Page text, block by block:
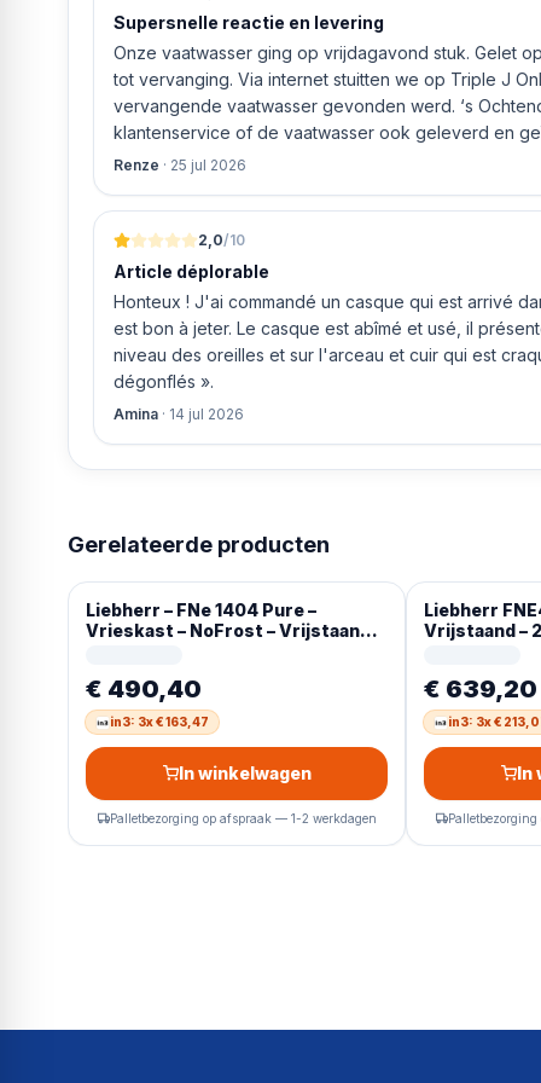
Supersnelle reactie en levering
Onze vaatwasser ging op vrijdagavond stuk. Gelet
tot vervanging. Via internet stuitten we op Triple J
vervangende vaatwasser gevonden werd. ‘s Ochtends even gebeld met de
klantenservice of de vaatwasser ook geleverd en
bleek het geval tegen alleszins concurrente prijzen.
ging doen om ‘s middags nog te leveren. Het
uur werd de Neff vaatwasser geleverd en ver
Renze · 25 jul 2026
2,0/10
Article déplorable
Honteux ! J'ai commandé un casque qui est arrivé
est bon à jeter. Le casque est abîmé et usé, il
niveau des oreilles et sur l'arceau et cuir qui est
dégonflés ».
Amina · 14 jul 2026
Gerelateerde producten
Liebherr – FNe 1404 Pure –
Vrieskast – NoFrost – Vrijstaand
€ 490,40
in3: 3x € 163,47
In winkelwagen
Palletbezorging op afspraak — 1-2 werkdagen
Liebherr
Vrijstaand –
€ 639,20
in3: 3x €
In